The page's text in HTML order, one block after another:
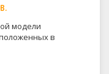
модели
в